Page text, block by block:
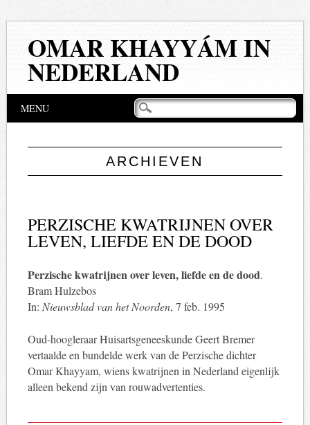
OMAR KHAYYÁM IN
NEDERLAND
Hoofdmenu
springen
MENU
ARCHIEVEN
PERZISCHE KWATRIJNEN OVER
LEVEN, LIEFDE EN DE DOOD
Perzische kwatrijnen over leven, liefde en de dood.
Bram Hulzebos
In: Nieuwsblad van het Noorden, 7 feb. 1995
Oud-hoogleraar Huisartsgeneeskunde Geert Bremer
vertaalde en bundelde werk van de Perzische dichter
Omar Khayyam, wiens kwatrijnen in Nederland eigenlijk
alleen bekend zijn van rouwadvertenties.